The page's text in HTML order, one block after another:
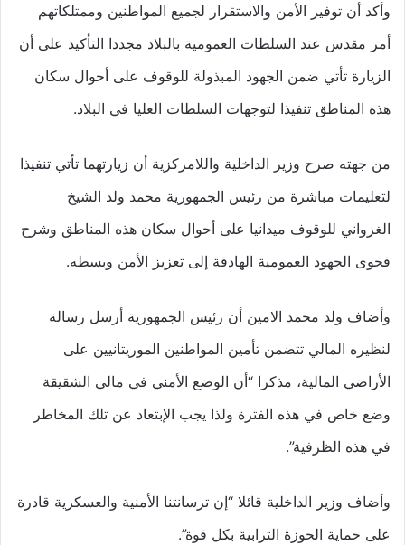
وأكد أن توفير الأمن والاستقرار لجميع المواطنين وممتلكاتهم
أمر مقدس عند السلطات العمومية بالبلاد مجددا التأكيد على أن
الزيارة تأتي ضمن الجهود المبذولة للوقوف على أحوال سكان
هذه المناطق تنفيذا لتوجهات السلطات العليا في البلاد.
من جهته صرح وزير الداخلية واللامركزية أن زيارتهما تأتي تنفيذا
لتعليمات مباشرة من رئيس الجمهورية محمد ولد الشيخ
الغزواني للوقوف ميدانيا على أحوال سكان هذه المناطق وشرح
فحوى الجهود العمومية الهادفة إلى تعزيز الأمن وبسطه.
وأضاف ولد محمد الامين أن رئيس الجمهورية أرسل رسالة
لنظيره المالي تتضمن تأمين المواطنين الموريتانيين على
الأراضي المالية، مذكرا “أن الوضع الأمني في مالي الشقيقة
وضع خاص في هذه الفترة ولذا يجب الإبتعاد عن تلك المخاطر
في هذه الظرفية”.
وأضاف وزير الداخلية قائلا “إن ترسانتنا الأمنية والعسكرية قادرة
على حماية الحوزة الترابية بكل قوة”.